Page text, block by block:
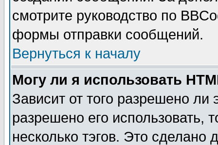
смотрите руководство по
формы отправки сообщений.
Вернуться к началу
Могу ли я использовать
Зависит от того разрешено
разрешено его использовать,
несколько тэгов. Это сделано